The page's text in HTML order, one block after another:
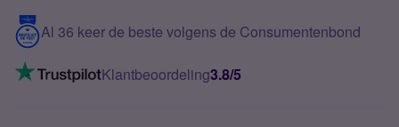
5G internet
Mobiel internet
Mobiel abonnement
Contact
VoLTE 4G bellen
Al 36 keer de beste volgens de Consumentenbond
Klantbeoordeling3.8/5